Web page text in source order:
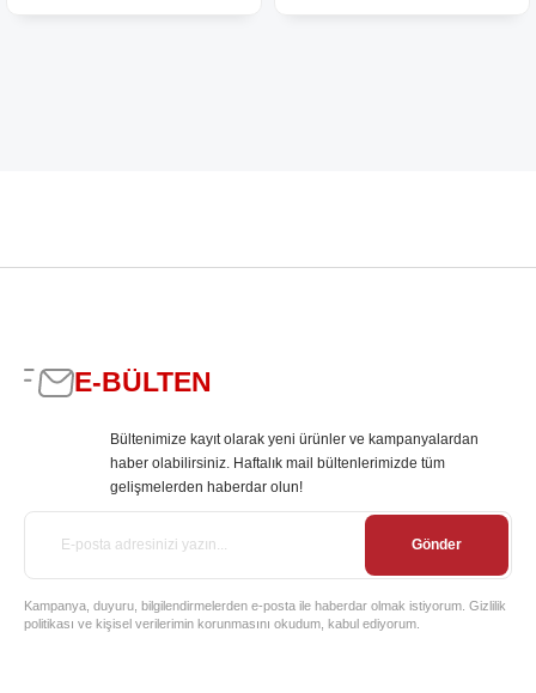
E-BÜLTEN
Bültenimize kayıt olarak yeni ürünler ve kampanyalardan
haber olabilirsiniz. Haftalık mail bültenlerimizde tüm
gelişmelerden haberdar olun!
Gönder
Kampanya, duyuru, bilgilendirmelerden e-posta ile haberdar olmak istiyorum. Gizlilik
politikası ve kişisel verilerimin korunmasını okudum, kabul ediyorum.